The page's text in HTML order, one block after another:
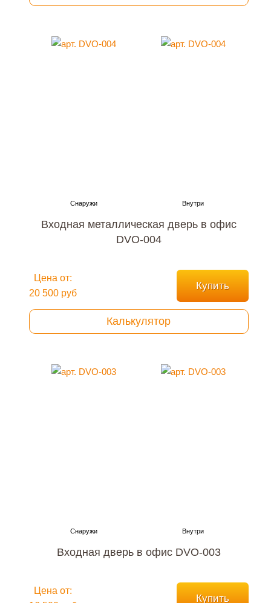
Входная металлическая дверь в офис
DVO-004
Цена от:
20 500 руб
Купить
Калькулятор
Входная дверь в офис DVO-003
Цена от:
Купить